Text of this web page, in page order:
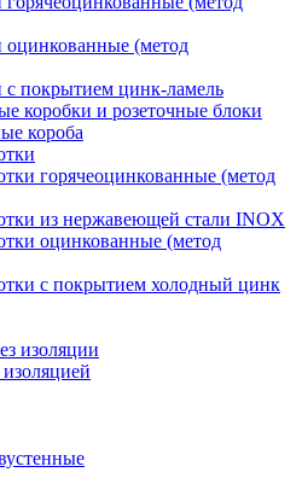
оцинкованные (метод
с покрытием цинк-ламель
коробки и розеточные блоки
короба
горячеоцинкованные (метод
из нержавеющей стали INOX
оцинкованные (метод
с покрытием холодный цинк
изоляции